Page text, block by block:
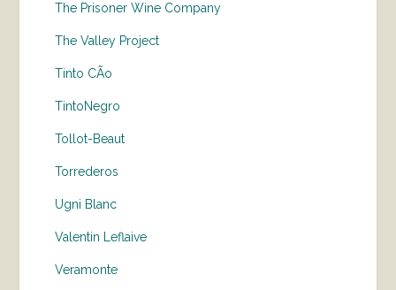
The Prisoner Wine Company
The Valley Project
Tinto CÃo
TintoNegro
Tollot-Beaut
Torrederos
Ugni Blanc
Valentin Leflaive
Veramonte